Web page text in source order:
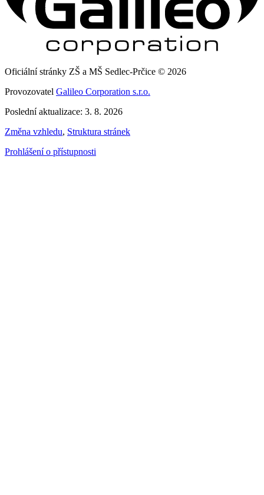
Oficiální stránky ZŠ a MŠ Sedlec-Prčice © 2026
Provozovatel Galileo Corporation s.r.o.
Poslední aktualizace: 3. 8. 2026
Změna vzhledu, Struktura stránek
Prohlášení o přístupnosti